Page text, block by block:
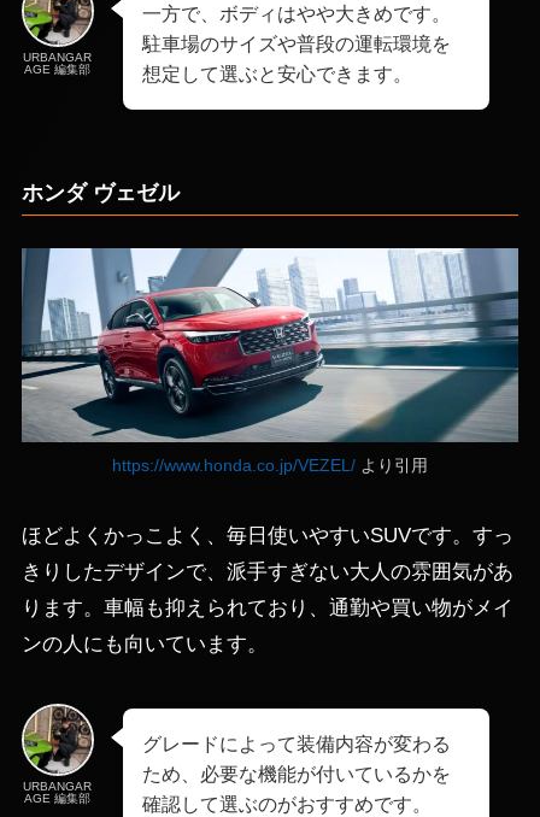
URBANGAR
AGE 編集部
一方で、ボディはやや大きめです。
駐車場のサイズや普段の運転環境を
想定して選ぶと安心できます。
ホンダ ヴェゼル
https://www.honda.co.jp/VEZEL/ より引用
ほどよくかっこよく、毎日使いやすいSUVです。すっ
きりしたデザインで、派手すぎない大人の雰囲気があ
ります。車幅も抑えられており、通勤や買い物がメイ
ンの人にも向いています。
URBANGAR
AGE 編集部
グレードによって装備内容が変わる
ため、必要な機能が付いているかを
確認して選ぶのがおすすめです。